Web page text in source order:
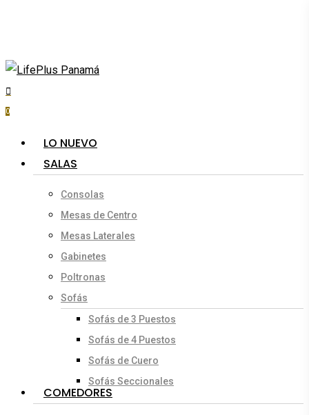
content
search
account
0
LO NUEVO
SALAS
Consolas
Mesas de Centro
Mesas Laterales
Gabinetes
Poltronas
Sofás
Sofás de 3 Puestos
Sofás de 4 Puestos
Sofás de Cuero
Sofás Seccionales
COMEDORES